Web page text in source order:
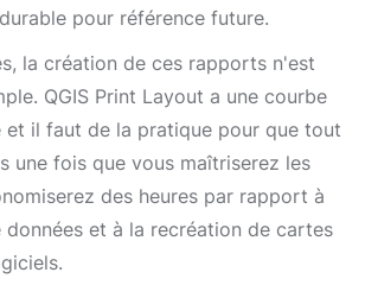
pour référence future.
la création de ces rapports n'est
QGIS Print Layout a une courbe
et il faut de la pratique pour que tout
une fois que vous maîtriserez les
des heures par rapport à
et à la recréation de cartes